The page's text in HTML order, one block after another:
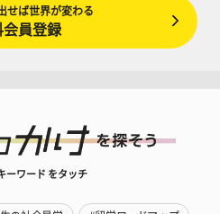
せば世界が変わる
会員登録
ーワード をタッチ